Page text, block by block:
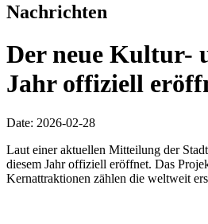
Nachrichten
Der neue Kultur-
Jahr offiziell
Date: 2026-02-28
Laut einer aktuellen Mitteilung der
diesem Jahr offiziell eröffnet. Das
Kernattraktionen zählen die weltweit